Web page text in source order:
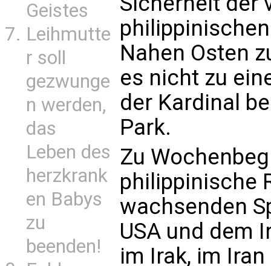
Geistes
Leihmutte
r soll
gezwunge
n werden,
das
Leben des
herzkrank
en Babys
zu
beenden!
Nahen Osten
es nicht zu
der Kardinal
Park.
Zu
philippinische
wachsenden
USA und dem
im Irak, im